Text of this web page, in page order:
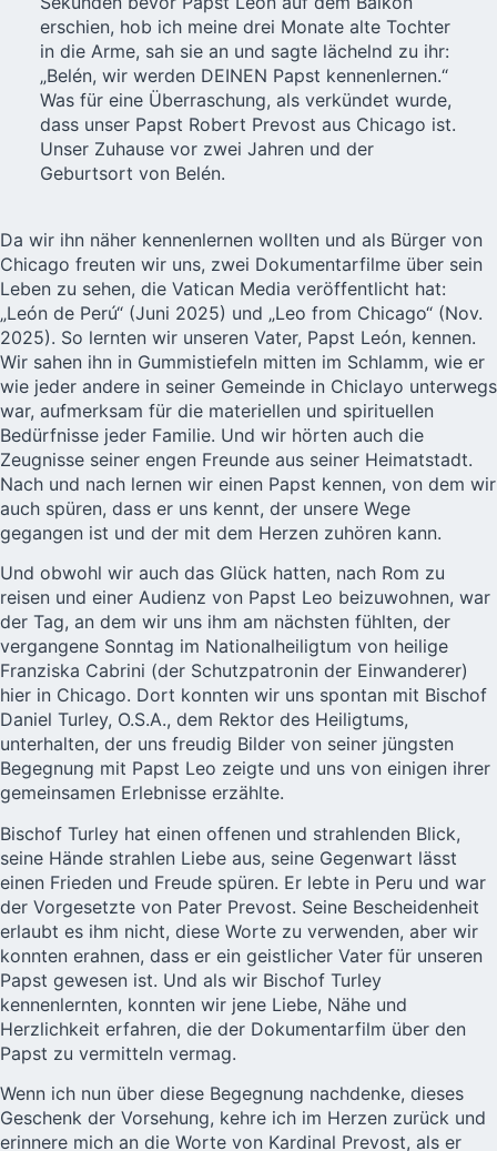
erschien, hob ich meine drei Monate alte Tochter
in die Arme, sah sie an und sagte lächelnd zu ihr:
„Belén, wir werden DEINEN Papst kennenlernen.“
Was für eine Überraschung, als verkündet wurde,
dass unser Papst Robert Prevost aus Chicago ist.
Unser Zuhause vor zwei Jahren und der
Geburtsort von Belén.
Da wir ihn näher kennenlernen wollten und als Bürger von
Chicago freuten wir uns, zwei Dokumentarfilme über sein
Leben zu sehen, die Vatican Media veröffentlicht hat:
„León de Perú“ (Juni 2025) und „Leo from Chicago“ (Nov.
2025). So lernten wir unseren Vater, Papst León, kennen.
Wir sahen ihn in Gummistiefeln mitten im Schlamm, wie er
wie jeder andere in seiner Gemeinde in Chiclayo unterwegs
war, aufmerksam für die materiellen und spirituellen
Bedürfnisse jeder Familie. Und wir hörten auch die
Zeugnisse seiner engen Freunde aus seiner Heimatstadt.
Nach und nach lernen wir einen Papst kennen, von dem wir
auch spüren, dass er uns kennt, der unsere Wege
gegangen ist und der mit dem Herzen zuhören kann.
Und obwohl wir auch das Glück hatten, nach Rom zu
reisen und einer Audienz von Papst Leo beizuwohnen, war
der Tag, an dem wir uns ihm am nächsten fühlten, der
vergangene Sonntag im Nationalheiligtum von heilige
Franziska Cabrini (der Schutzpatronin der Einwanderer)
hier in Chicago. Dort konnten wir uns spontan mit Bischof
Daniel Turley, O.S.A., dem Rektor des Heiligtums,
unterhalten, der uns freudig Bilder von seiner jüngsten
Begegnung mit Papst Leo zeigte und uns von einigen ihrer
gemeinsamen Erlebnisse erzählte.
Bischof Turley hat einen offenen und strahlenden Blick,
seine Hände strahlen Liebe aus, seine Gegenwart lässt
einen Frieden und Freude spüren. Er lebte in Peru und war
der Vorgesetzte von Pater Prevost. Seine Bescheidenheit
erlaubt es ihm nicht, diese Worte zu verwenden, aber wir
konnten erahnen, dass er ein geistlicher Vater für unseren
Papst gewesen ist. Und als wir Bischof Turley
kennenlernten, konnten wir jene Liebe, Nähe und
Herzlichkeit erfahren, die der Dokumentarfilm über den
Papst zu vermitteln vermag.
Wenn ich nun über diese Begegnung nachdenke, dieses
Geschenk der Vorsehung, kehre ich im Herzen zurück und
erinnere mich an die Worte von Kardinal Prevost, als er